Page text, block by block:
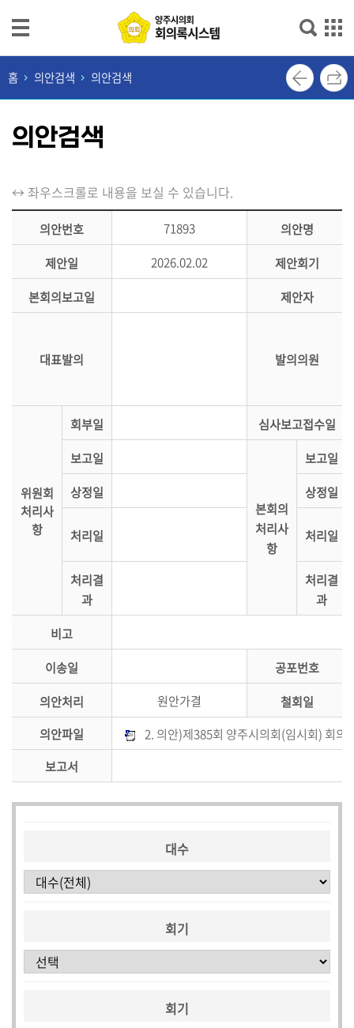
본문으로 바로가기
메인메뉴 바로가기
최
근
의
록
단
순
색
세
정
5
분
언
부
검
의
검
색
홈 의안검색 의안검색
의안검색
↔ 좌우스크롤로 내용을 보실 수 있습니다.
의안번호 71893
의안명
제안일
2026.02.02
제안회기
본회의보고일
제안자
대표발의 발의의원
위원회
처리사
항
회부일
심사보고접수일
보고일
본회의
처리사
항
보고일
상정일
상정일
처리일 처리일
처리결
과
처리결
과
비고
이송일
공포번호
의안처리
원안가결
철회일
의안파일
2. 의안)제385회 양주시의회(임시회) 회
보고서
대수
회기
회기